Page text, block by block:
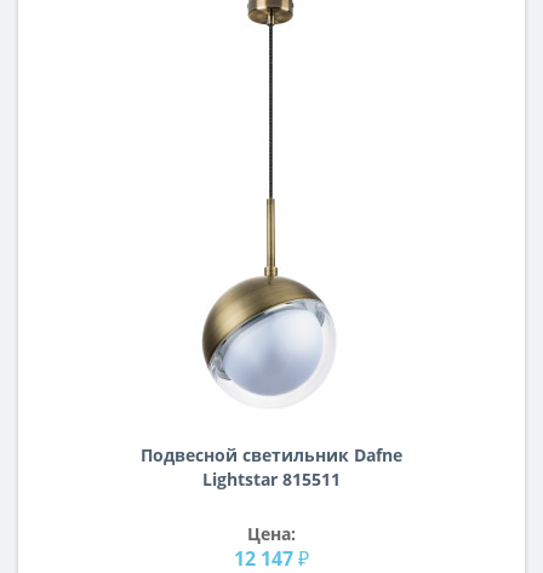
Подвесной светильник Dafne
Lightstar 815511
Цена:
12 147 ₽